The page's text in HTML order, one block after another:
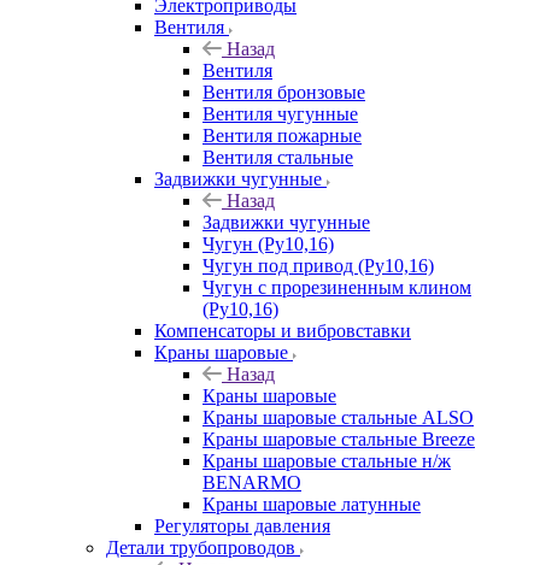
Электроприводы
Вентиля
Назад
Вентиля
Вентиля бронзовые
Вентиля чугунные
Вентиля пожарные
Вентиля стальные
Задвижки чугунные
Назад
Задвижки чугунные
Чугун (Ру10,16)
Чугун под привод (Ру10,16)
Чугун с прорезиненным клином
(Ру10,16)
Компенсаторы и вибровставки
Краны шаровые
Назад
Краны шаровые
Краны шаровые стальные ALSO
Краны шаровые стальные Breeze
Краны шаровые стальные н/ж
BENARMO
Краны шаровые латунные
Регуляторы давления
Детали трубопроводов